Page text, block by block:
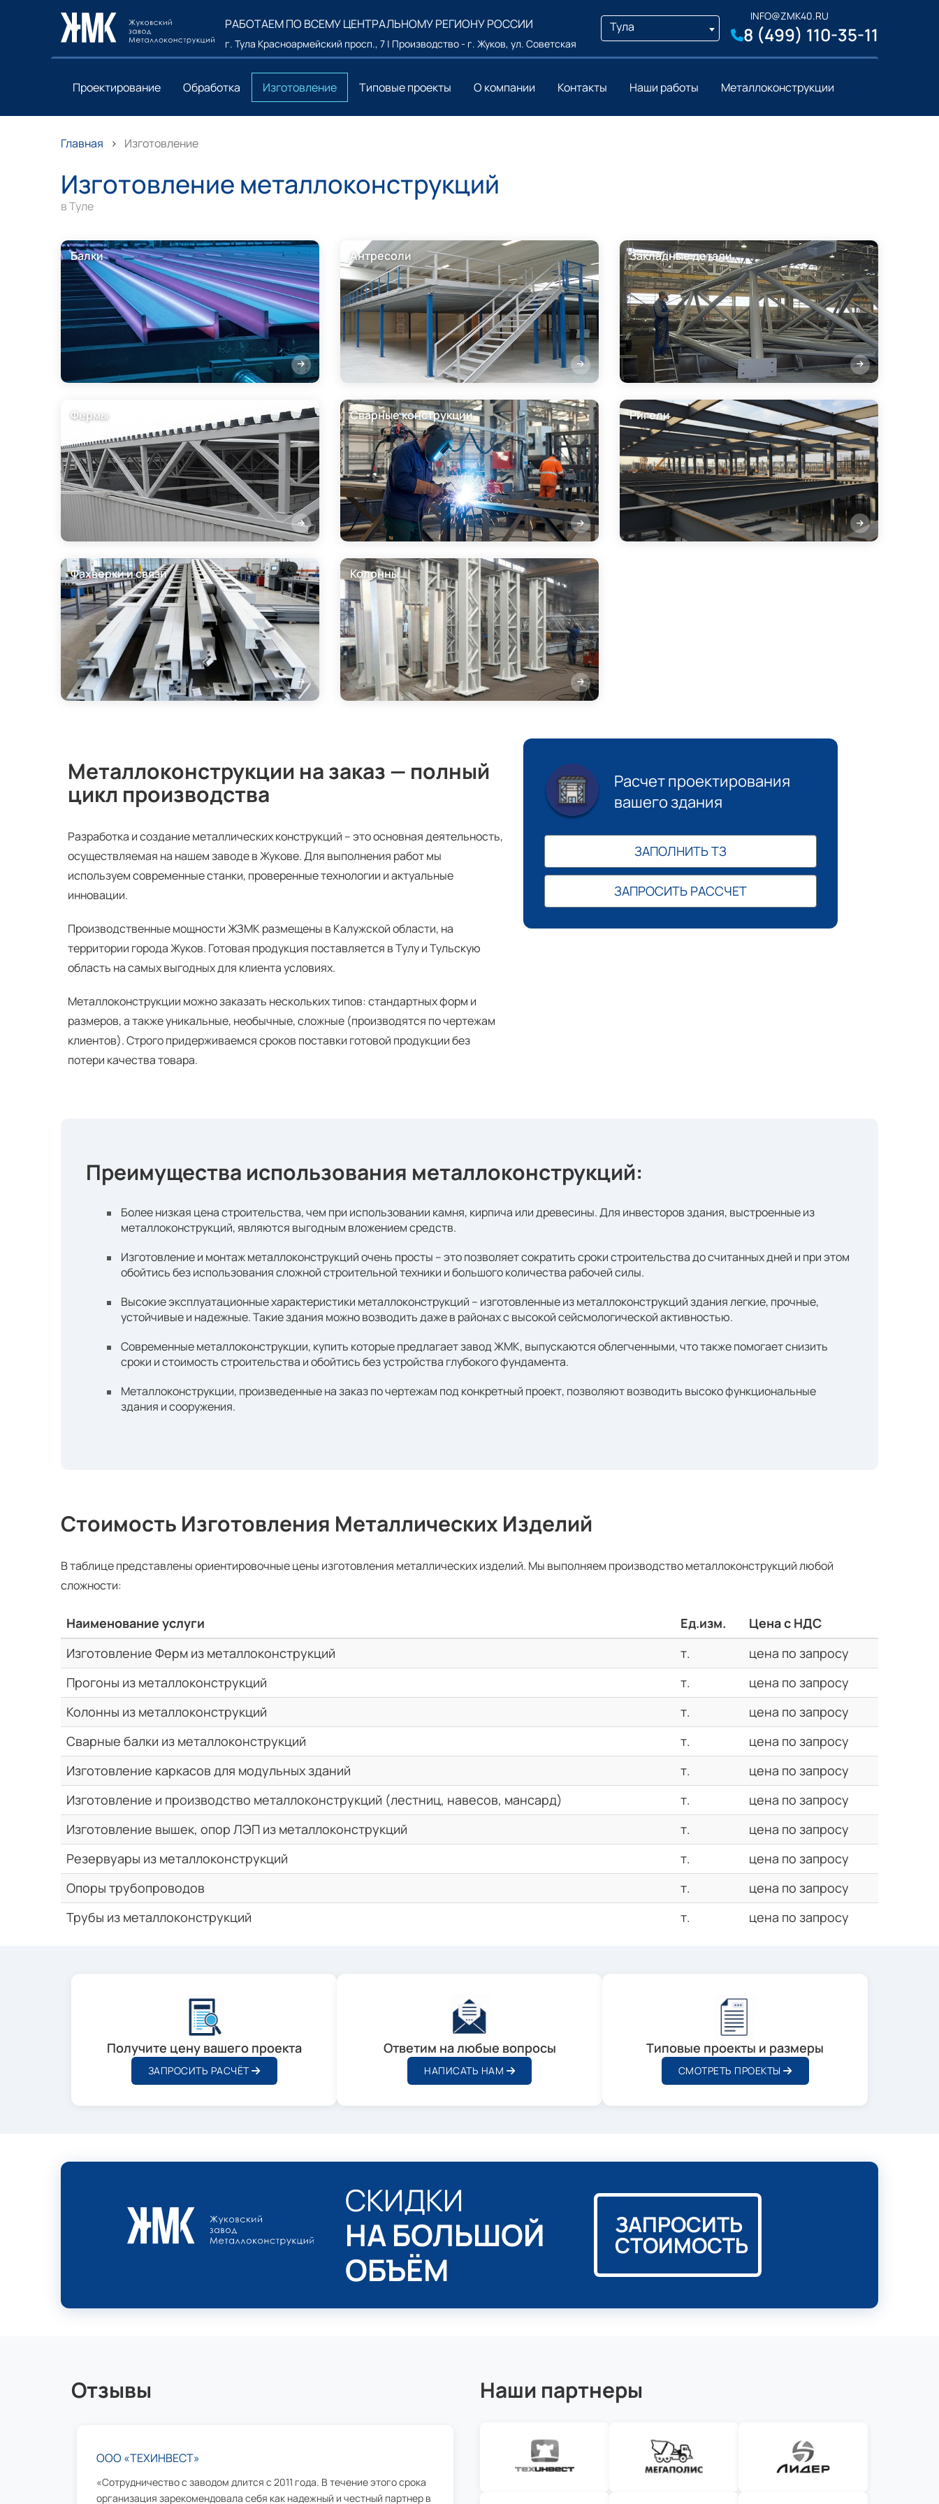
РАБОТАЕМ ПО ВСЕМУ ЦЕНТРАЛЬНОМУ РЕГИОНУ РОССИИ
г. Тула Красноармейский просп., 7 | Производство - г. Жуков, ул. Советская
Тула
INFO@ZMK40.RU
8 (499) 110-35-11
Проектирование Обработка Изготовление Типовые проекты О компании Контакты Наши работы Металлоконструкции
Главная Изготовление
Изготовление металлоконструкций
в Туле
Балки Антресоли Закладные детали
Фермы Сварные конструкции Ригели
Фахверки и связи Колонны
Металлоконструкции на заказ — полный
цикл производства
Разработка и создание металлических конструкций – это основная деятельность,
осуществляемая на нашем заводе в Жукове. Для выполнения работ мы
используем современные станки, проверенные технологии и актуальные
инновации.
Производственные мощности ЖЗМК размещены в Калужской области, на
территории города Жуков. Готовая продукция поставляется в Тулу и Тульскую
область на самых выгодных для клиента условиях.
Металлоконструкции можно заказать нескольких типов: стандартных форм и
размеров, а также уникальные, необычные, сложные (производятся по чертежам
клиентов). Строго придерживаемся сроков поставки готовой продукции без
потери качества товара.
Расчет проектирования
вашего здания
ЗАПОЛНИТЬ ТЗ
ЗАПРОСИТЬ РАССЧЕТ
Преимущества использования металлоконструкций:
Более низкая цена строительства, чем при использовании камня, кирпича или древесины. Для инвесторов здания, выстроенные из
металлоконструкций, являются выгодным вложением средств.
Изготовление и монтаж металлоконструкций очень просты – это позволяет сократить сроки строительства до считанных дней и при этом
обойтись без использования сложной строительной техники и большого количества рабочей силы.
Высокие эксплуатационные характеристики металлоконструкций – изготовленные из металлоконструкций здания легкие, прочные,
устойчивые и надежные. Такие здания можно возводить даже в районах с высокой сейсмологической активностью.
Современные металлоконструкции, купить которые предлагает завод ЖМК, выпускаются облегченными, что также помогает снизить
сроки и стоимость строительства и обойтись без устройства глубокого фундамента.
Металлоконструкции, произведенные на заказ по чертежам под конкретный проект, позволяют возводить высоко функциональные
здания и сооружения.
Стоимость Изготовления Металлических Изделий
В таблице представлены ориентировочные цены изготовления металлических изделий. Мы выполняем производство металлоконструкций любой
сложности:
Наименование услуги Ед.изм.
Цена с НДС
Изготовление Ферм из металлоконструкций
т.
цена по запросу
Прогоны из металлоконструкций
т.
цена по запросу
Колонны из металлоконструкций
т.
цена по запросу
Сварные балки из металлоконструкций
т.
цена по запросу
Изготовление каркасов для модульных зданий
т.
цена по запросу
Изготовление и производство металлоконструкций (лестниц, навесов, мансард)
т.
цена по запросу
Изготовление вышек, опор ЛЭП из металлоконструкций
т.
цена по запросу
Резервуары из металлоконструкций
т.
цена по запросу
Опоры трубопроводов
т.
цена по запросу
Трубы из металлоконструкций
т. цена по запросу
Получите цену вашего проекта
ЗАПРОСИТЬ РАСЧЁТ
Ответим на любые вопросы
НАПИСАТЬ НАМ
Типовые проекты и размеры
СМОТРЕТЬ ПРОЕКТЫ
СКИДКИ
НА БОЛЬШОЙ
ОБЪЁМ
ЗАПРОСИТЬ
СТОИМОСТЬ
Отзывы
ООО «ТЕХИНВЕСТ»
«Сотрудничество с заводом длится с 2011 года. В течение этого срока
организация зарекомендовала себя как надежный и честный партнер в
Наши партнеры